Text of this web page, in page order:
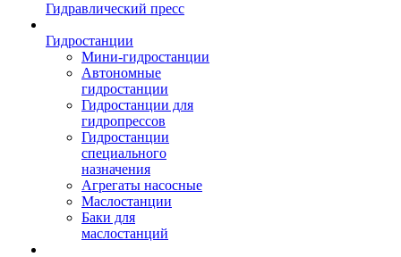
Гидравлический пресс
Гидростанции
Мини-гидростанции
Автономные
гидростанции
Гидростанции для
гидропрессов
Гидростанции
специального
назначения
Агрегаты насосные
Маслостанции
Баки для
маслостанций